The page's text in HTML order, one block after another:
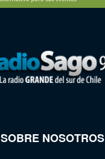
SOBRE NOSOTROS